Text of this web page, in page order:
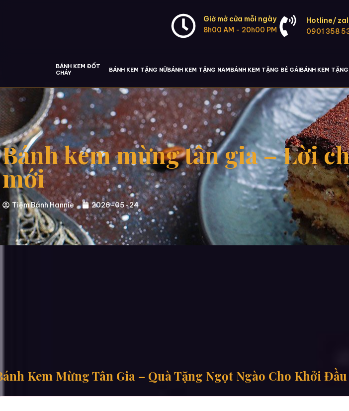
Giờ mở cửa mỗi ngày
8h00 AM - 20h00 PM
Hotline/
0901 358
BÁNH KEM ĐỐT
CHÁY
BÁNH KEM TẶNG NỮBÁNH KEM TẶNG NAMBÁNH KEM TẶNG BÉ GÁIBÁNH KEM
Bánh kem mừng tân gia – Lời
mới
Tiệm Bánh Hannie 2026-05-24
Kem Mừng Tân Gia – Quà Tặng Ngọt Ngào Cho Khởi